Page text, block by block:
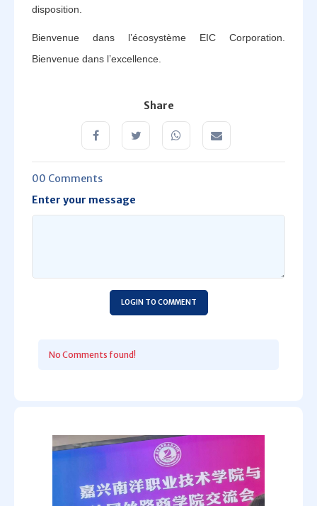
disposition.
Bienvenue dans l’écosystème EIC Corporation.
Bienvenue dans l’excellence.
Share
00 Comments
Enter your message
LOGIN TO COMMENT
No Comments found!